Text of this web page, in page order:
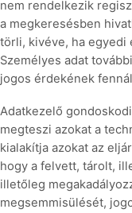
nem rendelkezik
a megkeresésben
törli, kivéve, ha egyedi
Személyes adat
jogos érdekének
Adatkezelő
megteszi azokat a
kialakítja azokat az
hogy a felvett, tárolt,
illetőleg
megsemmisülését,